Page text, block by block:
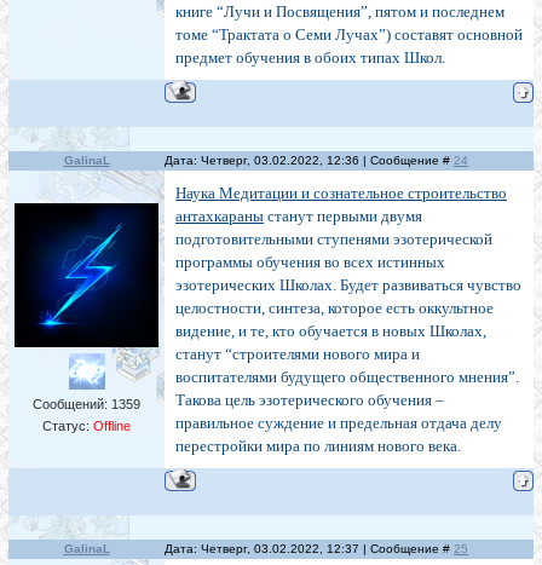
книге “Лучи и Посвящения”, пятом и последнем
томе “Трактата о Семи Лучах”) составят основной
предмет обучения в обоих типах Школ.
GalinaL Дата: Четверг, 03.02.2022, 12:36 | Сообщение # 24
Сообщений: 1359
Статус: Offline
Наука Медитации и сознательное строительство
антахкараны станут первыми двумя
подготовительными ступенями эзотерической
программы обучения во всех истинных
эзотерических Школах. Будет развиваться чувство
целостности, синтеза, которое есть оккультное
видение, и те, кто обучается в новых Школах,
станут “строителями нового мира и
воспитателями будущего общественного мнения”.
Такова цель эзотерического обучения –
правильное суждение и предельная отдача делу
перестройки мира по линиям нового века.
GalinaL Дата: Четверг, 03.02.2022, 12:37 | Сообщение # 25